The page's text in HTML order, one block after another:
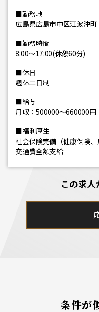
■勤務地
広島県広島市中区江波沖町
■勤務時間
8:00～17:00(休憩60分)
■休日
週休二日制
■給与
月収：500000～660000円
■福利厚生
社会保険完備（健康保険、
交通費全額支給
この求
条件が